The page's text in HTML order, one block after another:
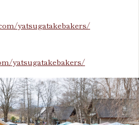
yatsugatakebakers/
yatsugatakebakers/